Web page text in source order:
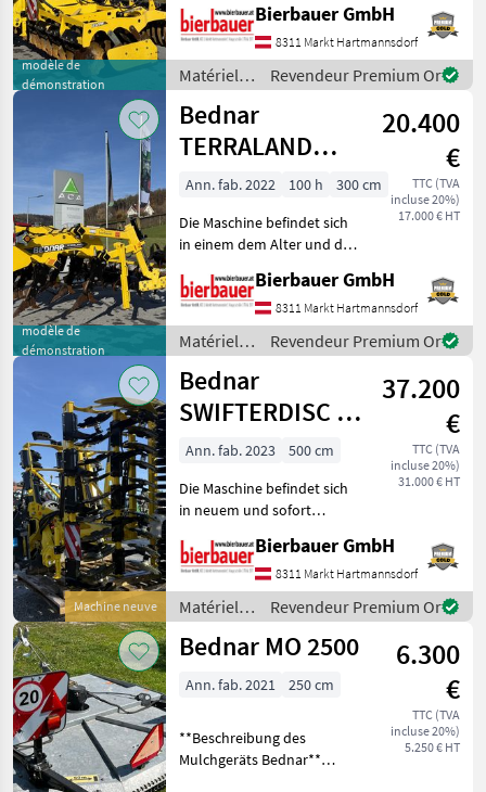
modèle de
démonstration
Zustand und kann nach
telefonischer Vereinbarung
gerne vor Ort besichtigt
und geprüft we
Bierbauer GmbH
8311 Markt Hartmannsdorf
Matériels
de travail
du sol /
Bednar
Revendeur Premium Or
modèle de
démonstration
Bednar
TERRALAND
TN3000M
20.400
€
TTC (TVA
incluse 20%)
17.000 € HT
Ann. fab. 2022 100 h
300 cm
Die Maschine befindet sich
in einem dem Alter und der
Zustand und kann nach
telefonischer Vereinbarung
gerne vor Ort besichtigt
und geprüft we
Bierbauer GmbH
8311 Markt Hartmannsdorf
Matériels
de travail
du sol /
Bednar
Revendeur Premium Or
Machine neuve
Bednar
SWIFTERDISC XN
5000
37.200
€
TTC (TVA
incluse 20%)
31.000 € HT
Ann. fab. 2023
500 cm
Die Maschine befindet sich
in neuem und sofort
und kann nach
telefonischer Vereinbarung
gerne vor Ort besichtigt
werden. Neumaschine sofo
Bierbauer GmbH
8311 Markt Hartmannsdorf
Matériels
de travail
du sol /
Revendeur Premium Or
Bednar MO 2500
6.300
€
TTC (TVA
incluse 20%)
5.250 € HT
Ann. fab. 2021 250 cm
**Beschreibung des
Mulchgeräts Bednar**